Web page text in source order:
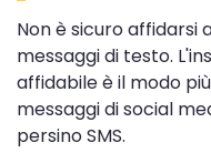
Non è sicuro affidarsi
messaggi di testo.
affidabile è il modo
messaggi di social
persino SMS.